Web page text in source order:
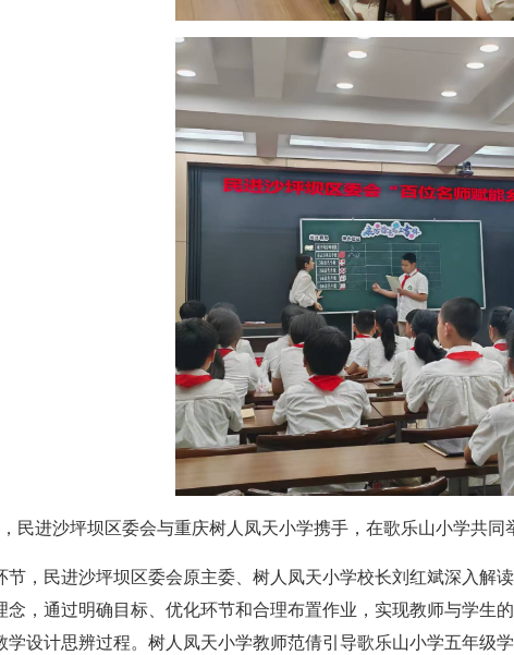
民进沙坪坝区委会与重庆树人凤天小学携手，在歌乐山小学共同
节，民进沙坪坝区委会原主委、树人凤天小学校长刘红斌深入解
念，通过明确目标、优化环节和合理布置作业，实现教师与学生
学设计思辨过程。树人凤天小学教师范倩引导歌乐山小学五年级